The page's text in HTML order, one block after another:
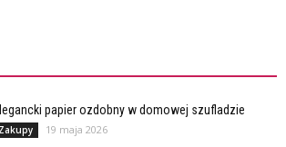
papier ozdobny w domowej szufladzie
Zakupy 19 maja 2026